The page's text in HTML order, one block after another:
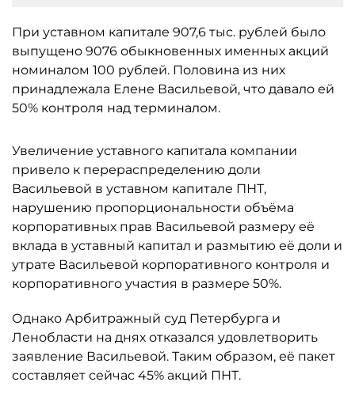
При уставном капитале 907,6 тыс. рублей было
выпущено 9076 обыкновенных именных акций
номиналом 100 рублей. Половина из них
принадлежала Елене Васильевой, что давало ей
50% контроля над терминалом.
Увеличение уставного капитала компании
привело к перераспределению доли
Васильевой в уставном капитале ПНТ,
нарушению пропорциональности объёма
корпоративных прав Васильевой размеру её
вклада в уставный капитал и размытию её доли и
утрате Васильевой корпоративного контроля и
корпоративного участия в размере 50%.
Однако Арбитражный суд Петербурга и
Ленобласти на днях отказался удовлетворить
заявление Васильевой. Таким образом, её пакет
составляет сейчас 45% акций ПНТ.